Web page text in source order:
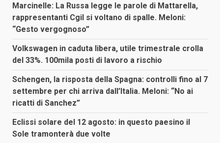
Marcinelle: La Russa legge le parole di Mattarella,
rappresentanti Cgil si voltano di spalle. Meloni:
“Gesto vergognoso”
Volkswagen in caduta libera, utile trimestrale crolla
del 33%. 100mila posti di lavoro a rischio
Schengen, la risposta della Spagna: controlli fino al 7
settembre per chi arriva dall’Italia. Meloni: “No ai
ricatti di Sanchez”
Eclissi solare del 12 agosto: in questo paesino il
Sole tramonterà due volte